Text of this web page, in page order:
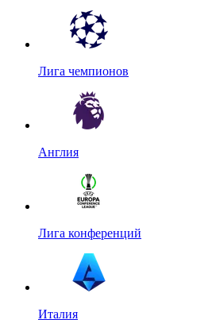
Лига чемпионов
Англия
Лига конференций
Италия